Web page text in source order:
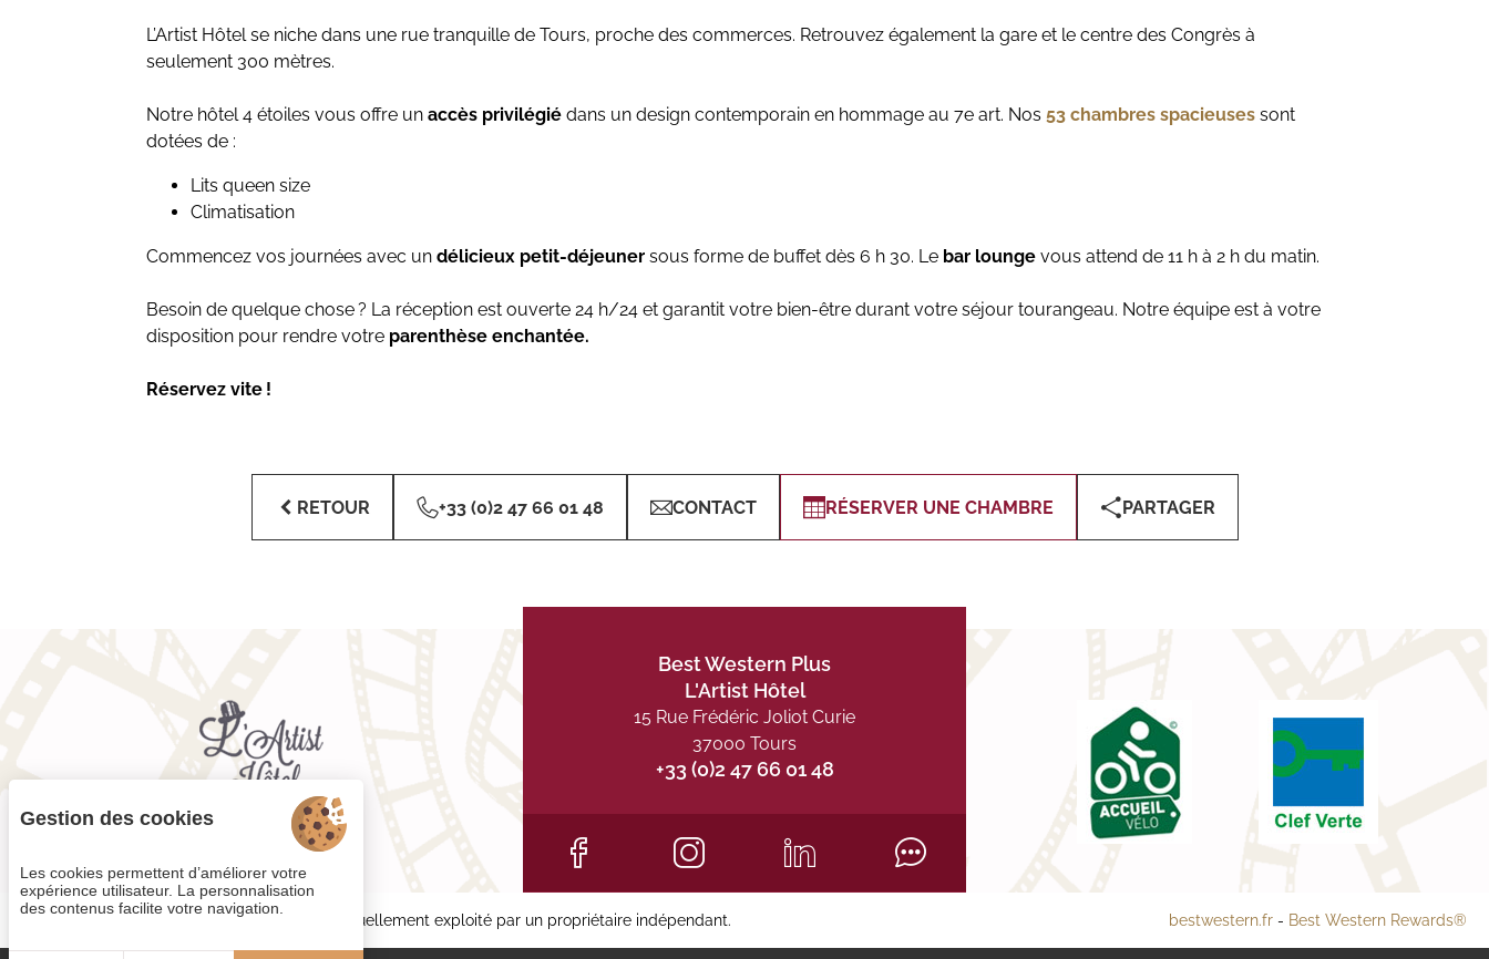
L’Artist Hôtel se niche dans une rue tranquille de Tours, proche des commerces. Retrouvez également la gare et le centre des Congrès à
seulement 300 mètres.
Notre hôtel 4 étoiles vous offre un accès privilégié dans un design contemporain en hommage au 7e art. Nos 53 chambres spacieuses sont
dotées de :
Lits queen size
Climatisation
Commencez vos journées avec un délicieux petit-déjeuner sous forme de buffet dès 6 h 30. Le bar lounge vous attend de 11 h à 2 h du matin.
Besoin de quelque chose ? La réception est ouverte 24 h/24 et garantit votre bien-être durant votre séjour tourangeau. Notre équipe est à votre
disposition pour rendre votre parenthèse enchantée.
Réservez vite !
RETOUR +33 (0)2 47 66 01 48 CONTACT RÉSERVER UNE CHAMBRE PARTAGER
Best Western Plus
L'Artist Hôtel
15 Rue Frédéric Joliot Curie
37000 Tours
+33 (0)2 47 66 01 48
Chaque établissement BWH Hotels est individuellement exploité par un propriétaire indépendant. bestwestern.fr - Best Western Rewards®
Gestion des cookies
Les cookies permettent d’améliorer votre
expérience utilisateur. La personnalisation
des contenus facilite votre navigation.